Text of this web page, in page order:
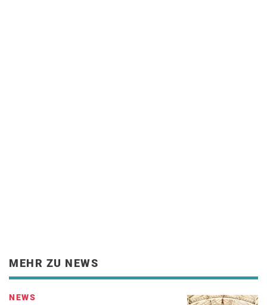
MEHR ZU NEWS
NEWS